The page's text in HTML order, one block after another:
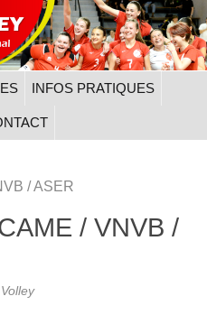
INFOS PRATIQUES
/ ASER
/ VNVB /